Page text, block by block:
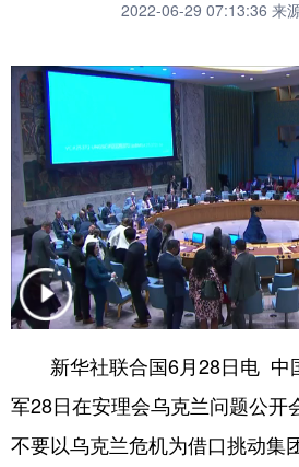
全
科技 科创
书画
访谈 视频
法律 中央文件
食品 人居 信
学术中国 乡村振兴
彩票 娱乐
公益 一带一路 亚
2022-06-29 07:13:36 来
新华社联合国6月28日电 中
军28日在安理会乌克兰问题公开
不要以乌克兰危机为借口挑动集